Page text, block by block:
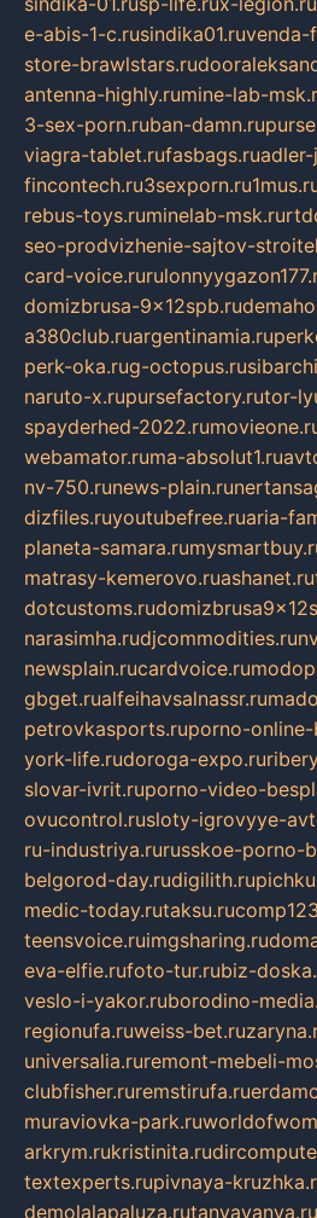
e-abis-1-c.rusindika01.ruvenda-
store-brawlstars.ru
antenna-highly.rumine-lab-
3-sex-porn.ruban-damn.ru
viagra-tablet.rufasbags.ruadler-
fincontech.ru3sexporn.ru
rebus-toys.ruminelab-msk.ru
seo-prodvizhenie-sajtov-
card-voice.ru
domizbrusa-9x12spb.ru
a380club.ruargentinamia.ru
perk-oka.rug-octopus.ru
naruto-x.rupursefactory.rutor-
spayderhed-2022.ru
webamator.ruma-absolut1.ru
nv-750.runews-plain.ru
dizfiles.ruyoutubefree.ruaria-
planeta-samara.ru
matrasy-kemerovo.ruashanet.ru
dotcustoms.ru
narasimha.rudjcommodities.ru
newsplain.rucardvoice.ru
gbget.rualfeihavsalnassr.ru
petrovkasports.ruporno-
york-life.rudoroga-expo.ru
slovar-ivrit.ruporno-video-
ovucontrol.rusloty-igrovyye-
ru-industriya.rurusskoe-porno-
belgorod-day.rudigilith.ru
medic-today.rutaksu.ru
teensvoice.ruimgsharing.ru
eva-elfie.rufoto-tur.rubiz-
veslo-i-yakor.ruborodino-
regionufa.ruweiss-bet.ru
universalia.ruremont-mebeli-
clubfisher.ruremstirufa.ru
muraviovka-park.ru
arkrym.rukristinita.ru
textexperts.rupivnaya-
demolalapaluza.rutanyavanya.ru